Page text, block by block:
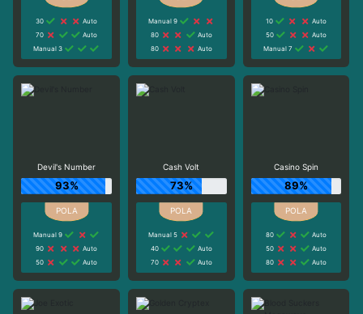
30
Auto
70
Auto
Manual 3
Manual 9
80
Auto
80
Auto
10
Auto
50
Auto
Manual 7
Devil's Number
93%
Manual 9
90
Auto
50
Auto
Cash Volt
73%
Manual 5
40
Auto
70
Auto
Casino Spin
89%
80
Auto
50
Auto
80
Auto